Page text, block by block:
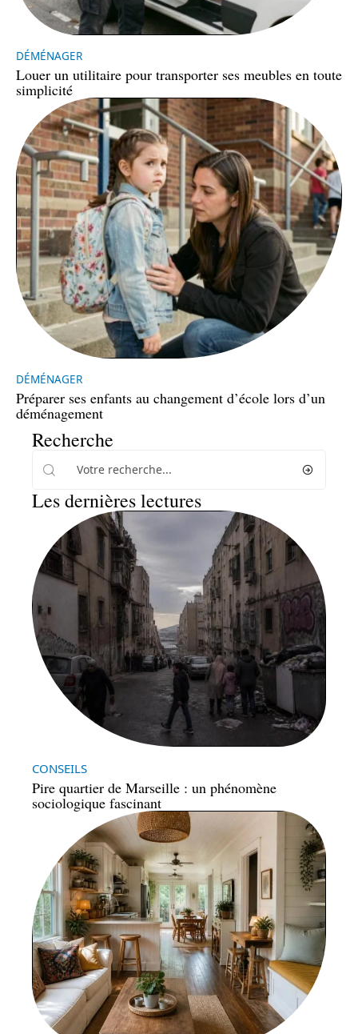
DÉMÉNAGER
Louer un utilitaire pour transporter ses meubles en toute
simplicité
DÉMÉNAGER
Préparer ses enfants au changement d’école lors d’un
déménagement
Recherche
Les dernières lectures
CONSEILS
Pire quartier de Marseille : un phénomène
sociologique fascinant